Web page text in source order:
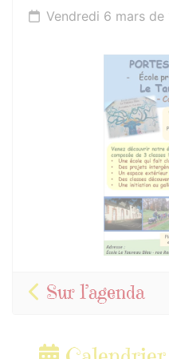
Vendredi 6 mars de
Sur l’agenda